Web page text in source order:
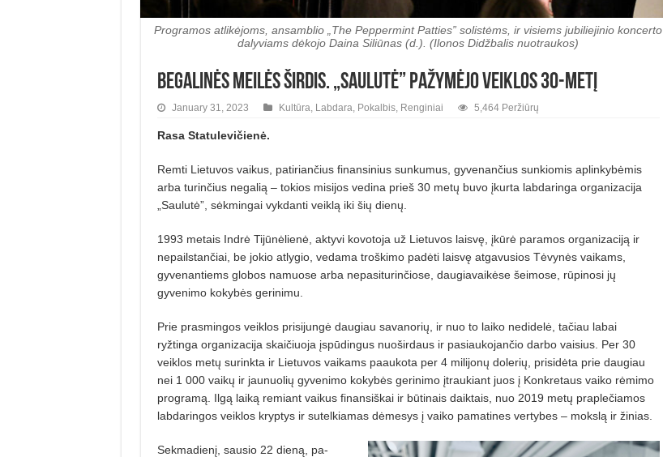
Programos atlikėjoms, ansamblio „The Peppermint Patties” solistėms, ir visiems jubiliejinio koncerto
dalyviams dėkojo Daina Siliūnas (d.). (Ilonos Didžbalis nuotraukos)
Begalinės meilės širdis. „Saulutė” pažymėjo veiklos 30-metį
January 31, 2023 Kultūra Labdara Pokalbis, Renginiai 5,464 Peržiūrų
Rasa Statulevičienė.
Remti Lietuvos vaikus, patirian­čius finansinius sunkumus, gyvenan­čius sunkiomis aplinkybėmis
arba turinčius negalią – tokios misijos vedina prieš 30 metų buvo įkurta labdaringa organizacija
„Saulutė”, sėkmingai vykdanti veiklą iki šių dienų.
1993 metais Indrė Tijūnėlienė, aktyvi kovotoja už Lietuvos laisvę, įkūrė paramos organizaciją ir
nepailstančiai, be jokio atlygio, vedama troš­kimo padėti laisvę atgavusios Tėvynės vaikams,
gyvenantiems globos namuose arba nepasiturinčiose, daugiavaikėse šeimose, rūpinosi jų
gyvenimo kokybės gerinimu.
Prie prasmingos veiklos prisijun­gė daugiau savanorių, ir nuo to laiko nedidelė, tačiau labai
ryžtinga organizacija skaičiuoja įspūdingus nuo­šir­daus ir pasiaukojančio darbo vaisius. Per 30
veiklos metų surinkta ir Lietuvos vaikams paaukota per 4 milijonų dolerių, prisidėta prie daugiau
nei 1 000 vaikų ir jaunuolių gyvenimo kokybės gerinimo įtraukiant juos į Konkretaus vaiko rėmimo
programą. Ilgą laiką remiant vaikus finansiškai ir būtinais daiktais, nuo 2019 metų praplečiamos
labdaringos veiklos ­kryptys ir sutelkiamas dėmesys į vaiko pamatines vertybes – mokslą ir žinias.
Sekmadienį, sausio 22 dieną, pa­